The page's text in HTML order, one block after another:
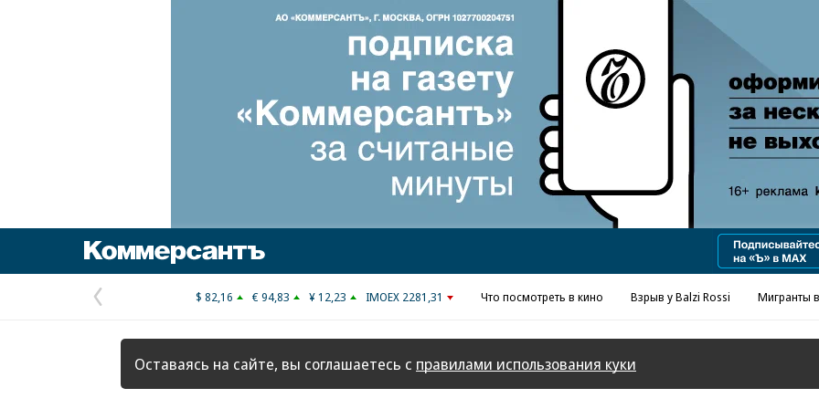
Реклама в «Ъ» www.kommersant.ru/ad
Предыдущая
страница
$ 82,16 € 94,83 ¥ 12,23 IMOEX 2281,31 Что посмотреть в кино Взрыв у Balzi Rossi Мигранты
Оставаясь на сайте, вы соглашаетесь с правилами использования куки